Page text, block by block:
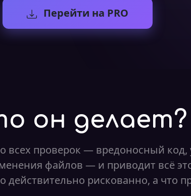
Перейти на PRO
он делает?
всех проверок — вредоносный код,
файлов — и приводит всё
действительно рискованно, а что